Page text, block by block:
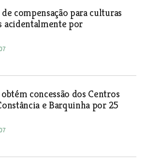
compensação para culturas
acidentalmente por
concessão dos Centros
e Barquinha por 25